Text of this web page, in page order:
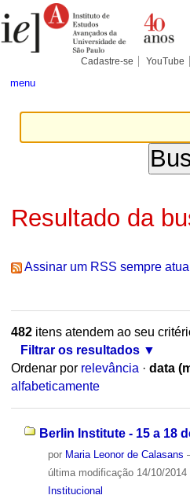
para
conteúdo.
Pessoais
Cadastre-se YouTube
menu
Resultado da
Assinar um RSS sempre
482itens atendem ao seu
Filtrar os resultados
Ordenar por relevância · data
alfabeticamente
Berlin Institute - 15 a 18
por Maria Leonor de Calasans
última modificação14/10/2014
Institucional